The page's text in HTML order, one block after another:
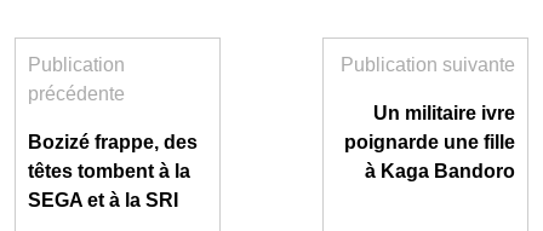
Publication
précédente
Bozizé frappe, des
têtes tombent à la
SEGA et à la SRI
Publication suivante
Un militaire ivre
poignarde une fille
à Kaga Bandoro